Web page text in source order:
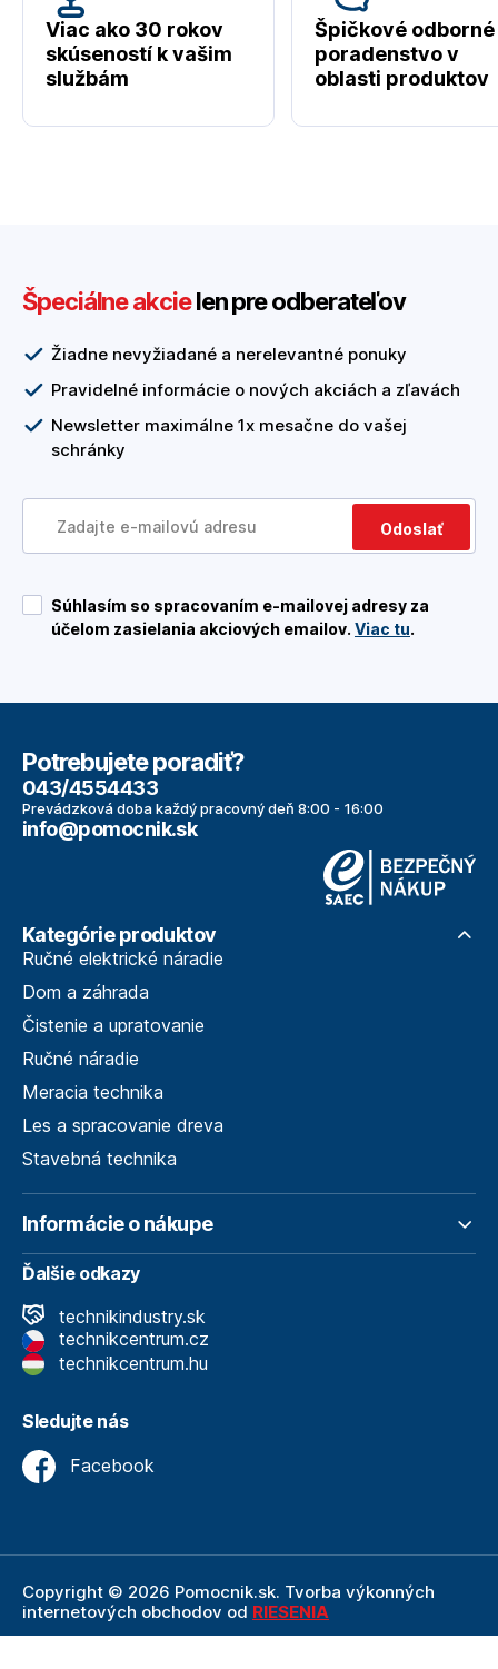
Viac ako 30 rokov
skúseností k vašim
službám
Špičkové odborné
poradenstvo v
oblasti produktov
Špeciálne akcielen pre odberateľov
Žiadne nevyžiadané a nerelevantné ponuky
Pravidelné informácie o nových akciách a zľavách
Newsletter maximálne 1x mesačne do vašej
schránky
Odoslať
Súhlasím so spracovaním e-mailovej adresy za
účelom zasielania akciových emailov. Viac tu.
Potrebujete poradiť?
043/4554433
Prevádzková doba každý pracovný deň 8:00 - 16:00
info@pomocnik.sk
Kategórie produktov
Ručné elektrické náradie
Dom a záhrada
Čistenie a upratovanie
Ručné náradie
Meracia technika
Les a spracovanie dreva
Stavebná technika
Informácie o nákupe
Ďalšie odkazy
technikindustry.sk
technikcentrum.cz
technikcentrum.hu
Sledujte nás
Facebook
Copyright © 2026 Pomocnik.sk. Tvorba výkonných
internetových obchodov od RIESENIA